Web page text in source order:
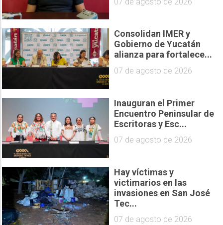
Consolidan IMER y
Gobierno de Yucatán
alianza para fortalece...
07 de agosto de 2026
Inauguran el Primer
Encuentro Peninsular de
Escritoras y Esc...
07 de agosto de 2026
Hay víctimas y
victimarios en las
invasiones en San José
Tec...
07 de agosto de 2026